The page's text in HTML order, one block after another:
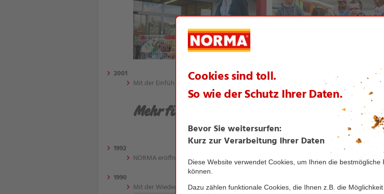
2001
Mit der Einführung des Euro erfolgt die größte NORMA Preissenkung aller Zeiten;
1992
NORMA eröffnet seine erste Filiale im Nachbarland Tschechien
1990
Mit der Wiedervereinigung beginnt die Ausdehnung des Filialnetzes auf die neuen